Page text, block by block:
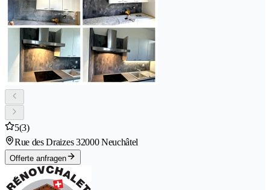
5(3)
Rue des Draizes 32000 Neuchâtel
Offerte anfragen